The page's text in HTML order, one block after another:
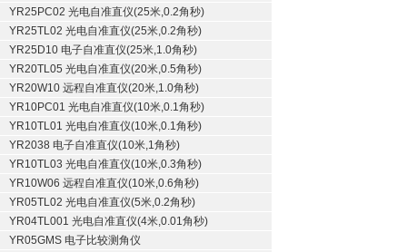
YR25PC02 光电自准直仪(25米,0.2角秒)
YR25TL02 光电自准直仪(25米,0.2角秒)
YR25D10 电子自准直仪(25米,1.0角秒)
YR20TL05 光电自准直仪(20米,0.5角秒)
YR20W10 远程自准直仪(20米,1.0角秒)
YR10PC01 光电自准直仪(10米,0.1角秒)
YR10TL01 光电自准直仪(10米,0.1角秒)
YR2038 电子自准直仪(10米,1角秒)
YR10TL03 光电自准直仪(10米,0.3角秒)
YR10W06 远程自准直仪(10米,0.6角秒)
YR05TL02 光电自准直仪(5米,0.2角秒)
YR04TL001 光电自准直仪(4米,0.01角秒)
YR05GMS 电子比较测角仪